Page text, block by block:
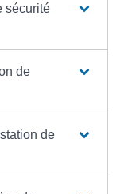
sécurité
de
de